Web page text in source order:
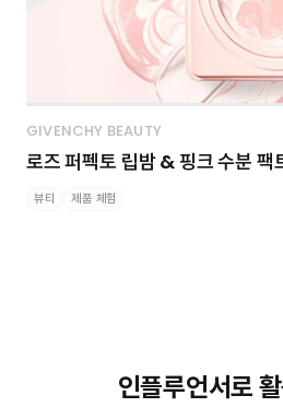
GIVENCHY BEAUTY
로즈 퍼펙토 립밤 & 핑크 수분 팩
뷰티 제품 체험
인플루언서로